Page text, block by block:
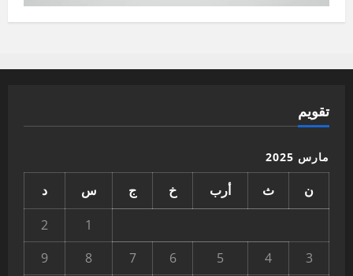
تقويم
مارس 2025
ن ث أرب خ ج س
د
1
2
3
4
5
6
7
8
9